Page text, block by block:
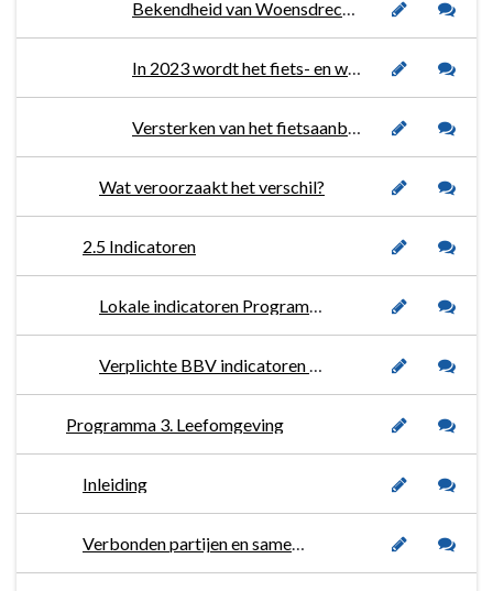
Bekendheid van Woensdrecht als fiets- en wielergemeente vergroten door communicatiecampagnes, een aantrekkelijke wielerkalender, sponsoring van lokale evenementen en grote wielerevenementen.
In 2023 wordt het fiets- en wielerplan geëvalueerd en herzien.
Versterken van het fietsaanbod en –voorzieningen, waaronder een aansluitend routenetwerk, MTB-netwerk, sportevenementen en activiteiten.
Wat veroorzaakt het verschil?
2.5 Indicatoren
Lokale indicatoren Programma 2. Ruimte
Verplichte BBV indicatoren Programma 2. Ruimte
Programma 3. Leefomgeving
Inleiding
Verbonden partijen en samenwerkingspartners